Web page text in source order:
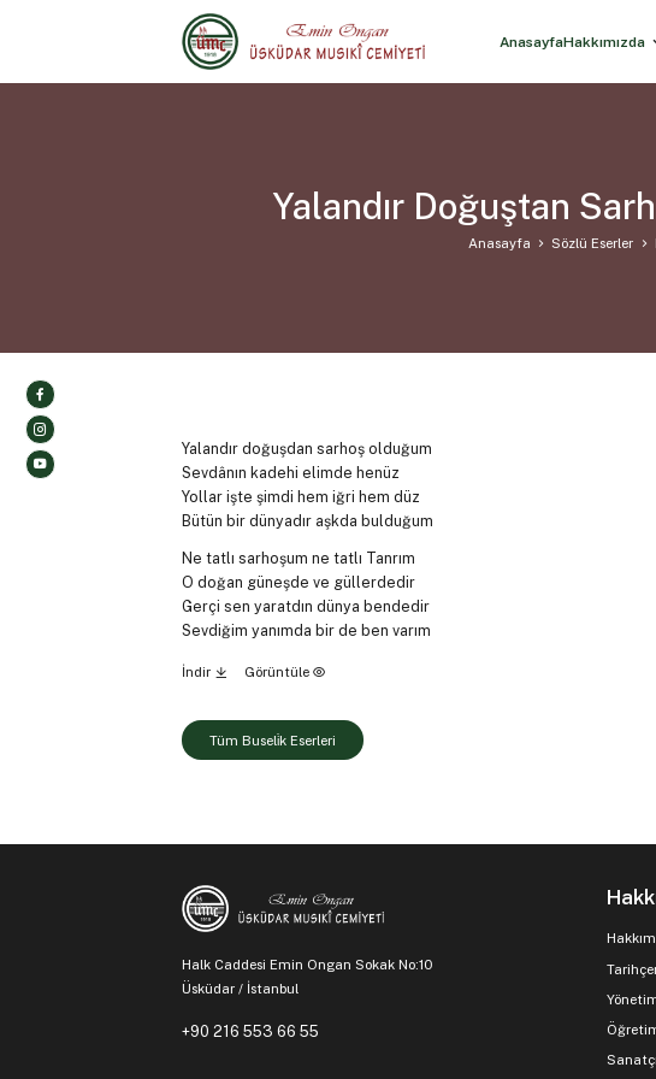
AnasayfaHakkımızda
Yalandır Doğuştan
Anasayfa Sözlü Eserler
Yalandır doğuşdan sarhoş olduğum
Sevdânın kadehi elimde henüz
Yollar işte şimdi hem iğri hem düz
Bütün bir dünyadır aşkda bulduğum
Ne tatlı sarhoşum ne tatlı Tanrım
O doğan güneşde ve güllerdedir
Gerçi sen yaratdın dünya bendedir
Sevdiğim yanımda bir de ben varım
İndir Görüntüle
Tüm Buseli̇k Eserleri
Halk Caddesi Emin Ongan Sokak No:10
Üsküdar / İstanbul
+90 216 553 66 55